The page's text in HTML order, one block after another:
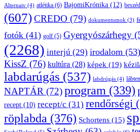
Alternaiv (4) atlétika (6) BajomiKrónika (12) beszéd
(607)CREDO (79) dokumentumok (3)
fotók (41) golf (5) Gyergyószárhegy
(2268) interjú (29) irodalom (53)
KissZ (76) kultúra (28) képek (19)
labdarúgás (537) labdrúgás (4)
NAPTÁR (72)program (339)
recept (10) recept/c (31) rendőrségi
röplabda (376) Schortens (15)